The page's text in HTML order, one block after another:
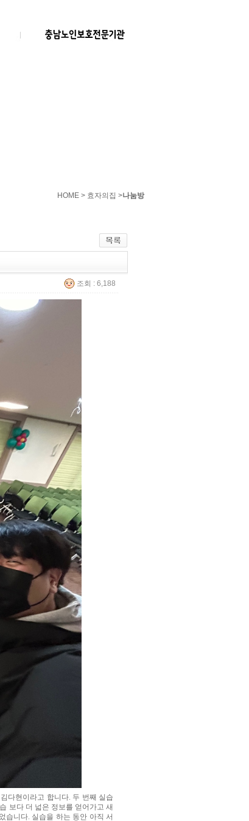
HOME > 효자의집 >나눔방
조회 : 6,188
다현이라고 합니다. 두 번째 실습
보다 더 넓은 정보를 얻어가고 새
습니다. 실습을 하는 동안 아직 서